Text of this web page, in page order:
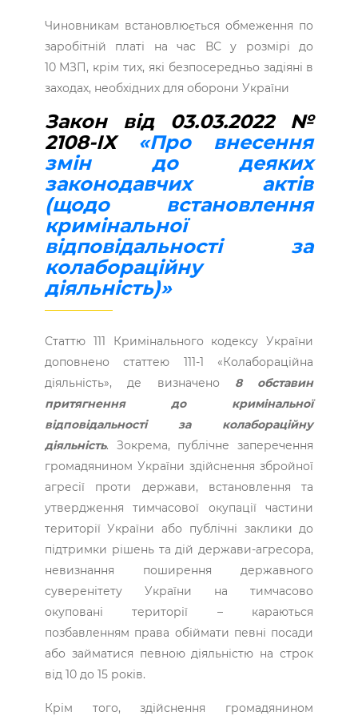
Чиновникам встановлюється обмеження по
заробітній платі на час ВС у розмірі до
10 МЗП, крім тих, які безпосередньо задіяні в
заходах, необхідних для оборони України
Закон від 03.03.2022 №
2108-ІХ «Про внесення
змін до деяких
законодавчих актів
(щодо встановлення
кримінальної
відповідальності за
колабораційну
діяльність)»
Статтю 111 Кримінального кодексу України
доповнено статтею 111-1 «Колабораційна
діяльність», де визначено 8 обставин
притягнення до кримінальної
відповідальності за колабораційну
діяльність. Зокрема, публічне заперечення
громадянином України здійснення збройної
агресії проти держави, встановлення та
утвердження тимчасової окупації частини
території України або публічні заклики до
підтримки рішень та дій держави-агресора,
невизнання поширення державного
суверенітету України на тимчасово
окуповані території – караються
позбавленням права обіймати певні посади
або займатися певною діяльністю на строк
від 10 до 15 років.
Крім того, здійснення громадянином